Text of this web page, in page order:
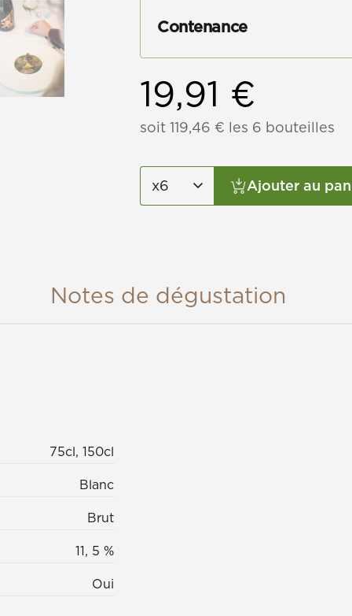
Contenance
19,91 €
soit119,46 € les 6 bouteilles
Ajouter au
Notes de dégustation
75cl, 150cl
Blanc
Brut
11, 5 %
Oui